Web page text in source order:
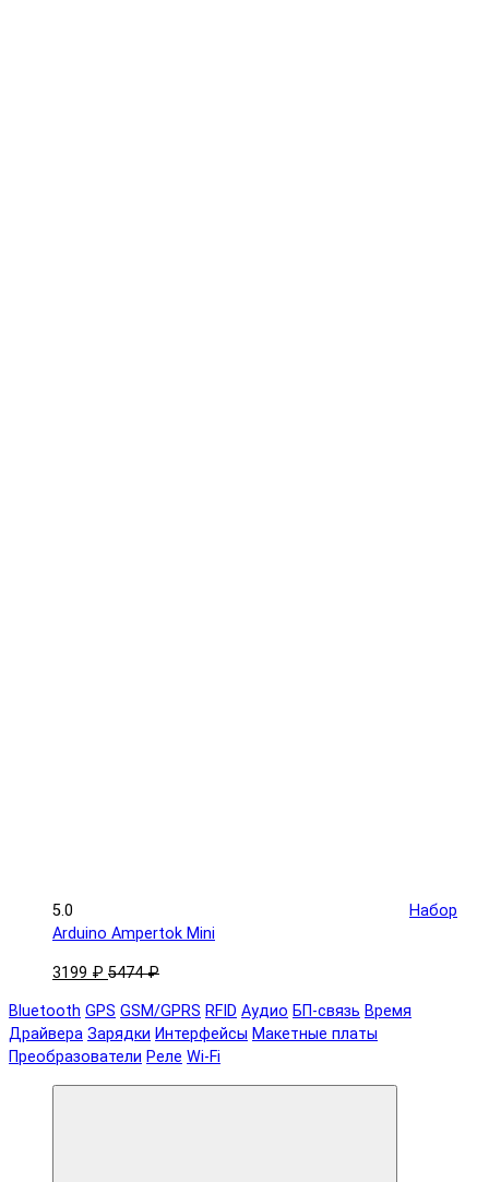
5.0
Набор
Arduino Ampertok Mini
3199 ₽ 5474 ₽
Bluetooth GPS GSM/GPRS RFID Аудио БП-связь Время
Драйвера Зарядки Интерфейсы Макетные платы
Преобразователи Реле Wi-Fi